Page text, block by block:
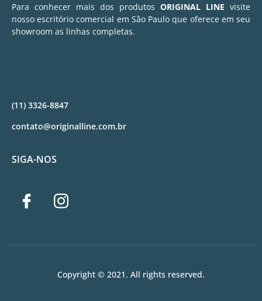
Para conhecer mais dos produtos ORIGINAL LINE visite
nosso escritório comercial em São Paulo que oferece em seu
showroom as linhas completas.
(11) 3326-8847
contato@originalline.com.br
SIGA-NOS
Copyright © 2021. All rights reserved.